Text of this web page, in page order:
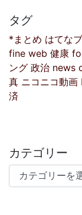
タグ
*まとめ はてな
fine web 健康
ング 政治 news
真 ニコニコ動画
済
カテゴリー
カテゴリー